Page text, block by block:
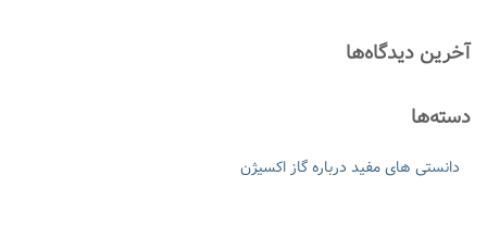
آخرین دیدگاه‌ها
دسته‌ها
دانستی های مفید درباره گاز اکسیژن